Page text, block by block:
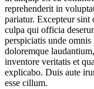
reprehenderit in
pariatur. Excepteur sint
culpa qui officia
perspiciatis unde
doloremque
inventore veritatis et
explicabo. Duis aute
esse cillum.